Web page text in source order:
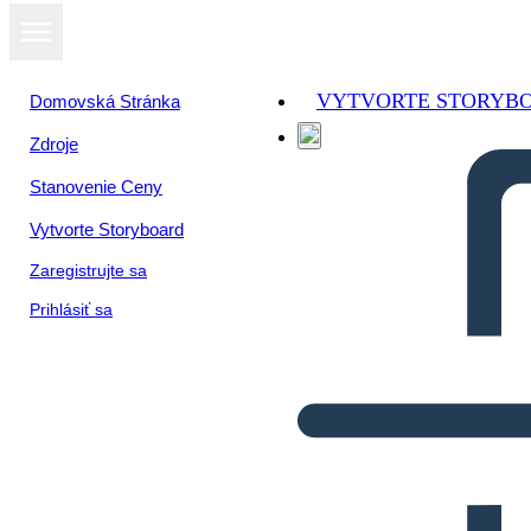
Domovská Stránka
Zdroje
Stanovenie Ceny
Vytvorte Storyboard
Zaregistrujte sa
Prihlásiť sa
VYTVORTE